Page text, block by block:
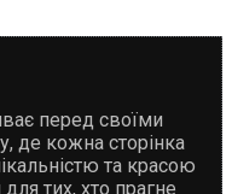
перед своїми
де кожна сторінка
та красою
тих, хто прагне